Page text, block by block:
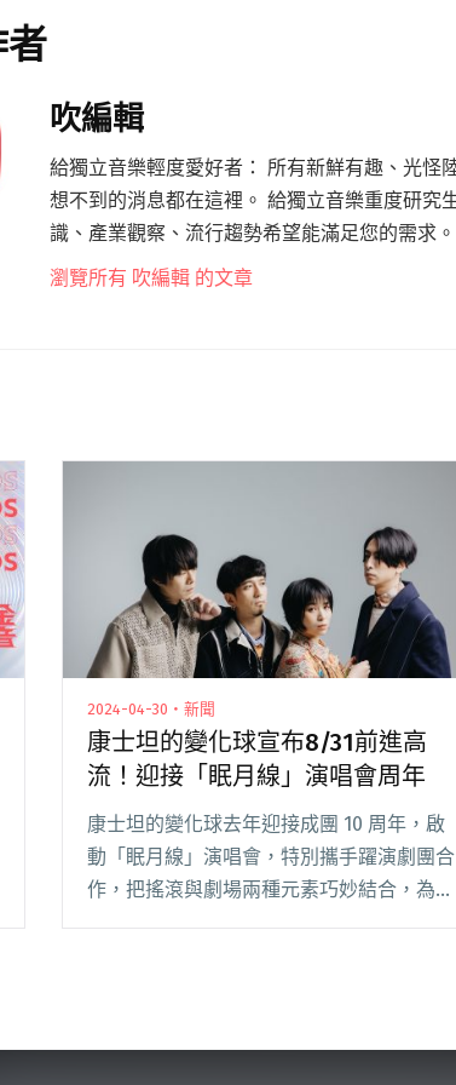
吹編輯
給獨立音樂輕度愛好者： 所有新鮮有趣、光怪
想不到的消息都在這裡。 給獨立音樂重度研究
識、產業觀察、流行趨勢希望能滿足您的需求。
瀏覽所有 吹編輯 的文章
2024-04-30・新聞
康士坦的變化球宣布8/31前進高
流！迎接「眠月線」演唱會周年
康士坦的變化球去年迎接成團 10 周年，啟
動「眠月線」演唱會，特別攜手躍演劇團合
作，把搖滾與劇場兩種元素巧妙結合，為康
前進高流！迎接「眠月線」演唱會周年"